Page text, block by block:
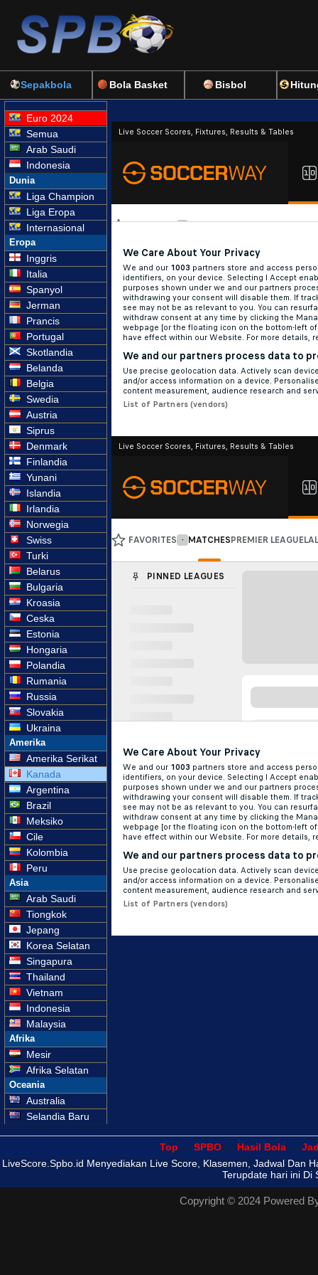
Sepakbola Bola Basket Bisbol
Euro 2024
Semua
Arab Saudi
Indonesia
Dunia
Liga Champion
Liga Eropa
Internasional
Eropa
Inggris
Italia
Spanyol
Jerman
Prancis
Portugal
Skotlandia
Belanda
Belgia
Swedia
Austria
Siprus
Denmark
Finlandia
Yunani
Islandia
Irlandia
Norwegia
Swiss
Turki
Belarus
Bulgaria
Kroasia
Ceska
Estonia
Hongaria
Polandia
Rumania
Russia
Slovakia
Ukraina
Amerika
Amerika Serikat
Kanada
Argentina
Brazil
Meksiko
Cile
Kolombia
Peru
Asia
Arab Saudi
Tiongkok
Jepang
Korea Selatan
Singapura
Thailand
Vietnam
Indonesia
Malaysia
Afrika
Mesir
Afrika Selatan
Oceania
Australia
Selandia Baru
Top - - SPBO- - Hasil Bola- -
LiveScore.Spbo.id Menyediakan Live Score, Klasemen, Jadwal Dan
Terupdate hari ini Di
Copyright © 2024 Powered